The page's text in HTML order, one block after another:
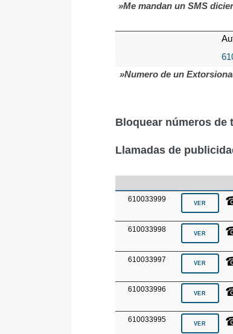
»Me mandan un SMS
»Numero de un
Bloquear números de
Llamadas de
610033999
610033998
610033997
610033996
610033995